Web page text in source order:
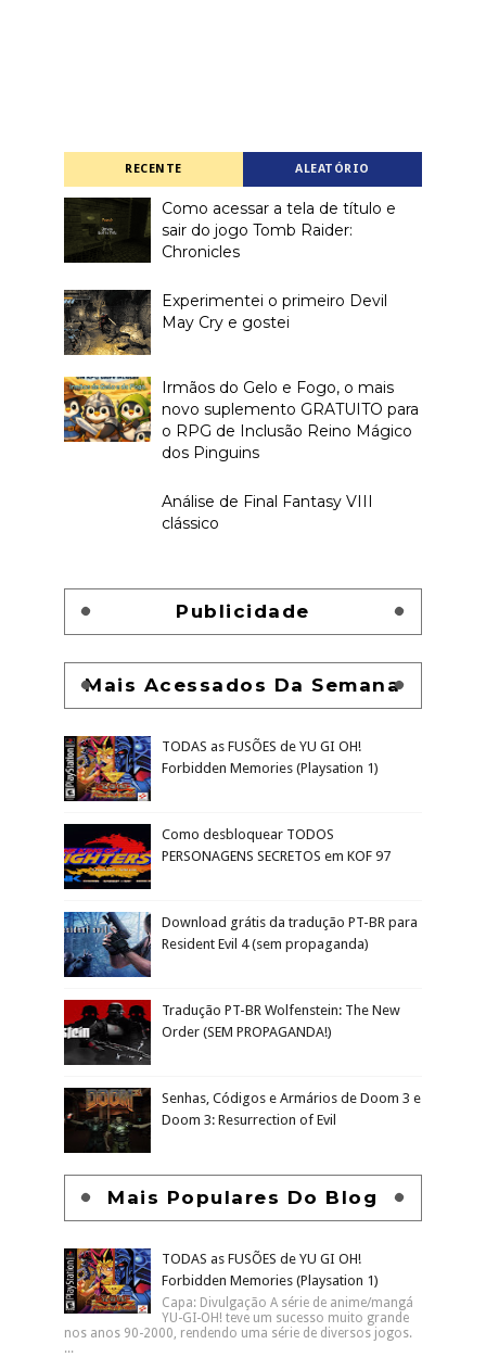
RECENTE ALEATÓRIO
Como acessar a tela de título e
sair do jogo Tomb Raider:
Chronicles
Experimentei o primeiro Devil
May Cry e gostei
Irmãos do Gelo e Fogo, o mais
novo suplemento GRATUITO para
o RPG de Inclusão Reino Mágico
dos Pinguins
Análise de Final Fantasy VIII
clássico
Publicidade
Mais Acessados Da Semana
TODAS as FUSÕES de YU GI OH!
Forbidden Memories (Playsation 1)
Como desbloquear TODOS
PERSONAGENS SECRETOS em KOF 97
Download grátis da tradução PT-BR para
Resident Evil 4 (sem propaganda)
Tradução PT-BR Wolfenstein: The New
Order (SEM PROPAGANDA!)
Senhas, Códigos e Armários de Doom 3 e
Doom 3: Resurrection of Evil
Mais Populares Do Blog
TODAS as FUSÕES de YU GI OH!
Forbidden Memories (Playsation 1)
Capa: Divulgação A série de anime/mangá
YU-GI-OH! teve um sucesso muito grande
nos anos 90-2000, rendendo uma série de diversos jogos.
...